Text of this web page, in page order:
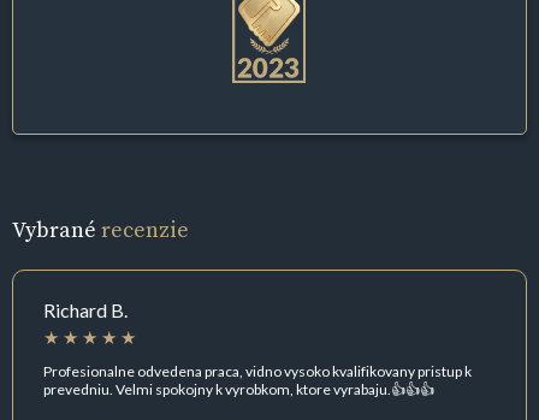
Vybrané recenzie
Richard B.
Profesionalne odvedena praca, vidno vysoko kvalifikovany pristup k
prevedniu. Velmi spokojny k vyrobkom, ktore vyrabaju.👍👍👍